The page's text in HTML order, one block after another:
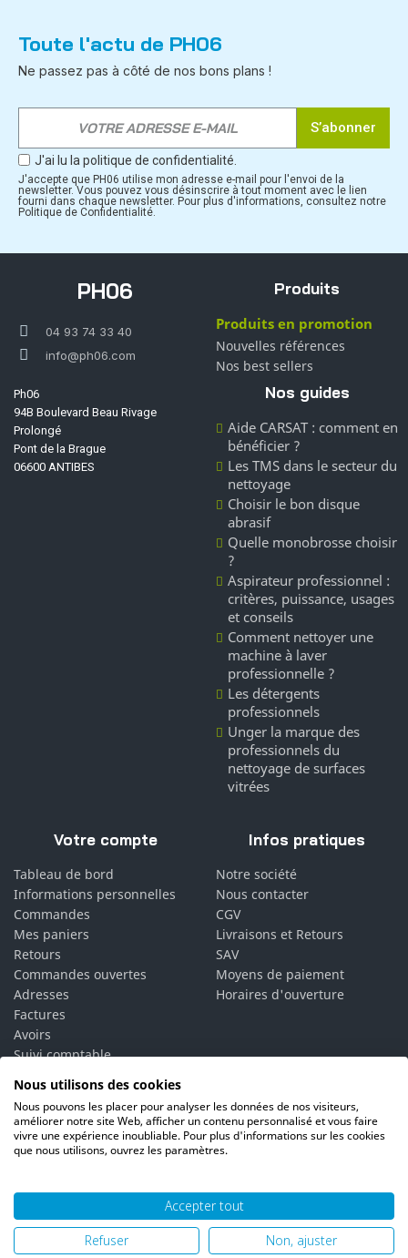
Toute l'actu de PH06
Ne passez pas à côté de nos bons plans !
S’abonner
J'ai lu la politique de confidentialité.
J'accepte que PH06 utilise mon adresse e-mail pour l'envoi de la
newsletter. Vous pouvez vous désinscrire à tout moment avec le lien
fourni dans chaque newsletter. Pour plus d'informations, consultez notre
Politique de Confidentialité.
PH06
04 93 74 33 40
info@ph06.com
Ph06
94B Boulevard Beau Rivage
Prolongé
Pont de la Brague
06600 ANTIBES
Produits
Produits en promotion
Nouvelles références
Nos best sellers
Nos guides
Aide CARSAT : comment en
bénéficier ?
Les TMS dans le secteur du
nettoyage
Choisir le bon disque
abrasif
Quelle monobrosse choisir
?
Aspirateur professionnel :
critères, puissance, usages
et conseils
Comment nettoyer une
machine à laver
professionnelle ?
Les détergents
professionnels
Unger la marque des
professionnels du
nettoyage de surfaces
vitrées
Votre compte
Tableau de bord
Informations personnelles
Commandes
Mes paniers
Retours
Commandes ouvertes
Adresses
Factures
Avoirs
Suivi comptable
Vos alertes
Vos interlocuteurs
Infos pratiques
Notre société
Nous contacter
CGV
Livraisons et Retours
SAV
Moyens de paiement
Horaires d'ouverture
© 2026 PH06 Produits Propreté Hygiène |Mentions légales|
Politique de confidentialité
Plan du site
Nous utilisons des cookies
Nous pouvons les placer pour analyser les données de nos visiteurs,
améliorer notre site Web, afficher un contenu personnalisé et vous faire
vivre une expérience inoubliable. Pour plus d'informations sur les cookies
que nous utilisons, ouvrez les paramètres.
Accepter tout
Refuser
Non, ajuster